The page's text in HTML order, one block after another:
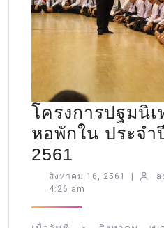
โครงการปฐมนิ
หอพักใน ประจำ
2561
สิงหาคม 16, 2561
4:26 am